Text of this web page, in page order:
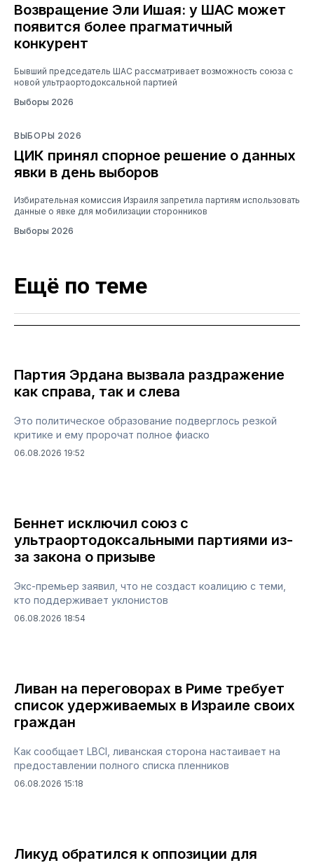
Возвращение Эли Ишая: у ШАС может
появится более прагматичный
конкурент
Бывший председатель ШАС рассматривает возможность союза с
новой ультраортодоксальной партией
Выборы 2026
ВЫБОРЫ 2026
ЦИК принял спорное решение о данных
явки в день выборов
Избирательная комиссия Израиля запретила партиям использовать
данные о явке для мобилизации сторонников
Выборы 2026
Ещё по теме
Партия Эрдана вызвала раздражение
как справа, так и слева
Это политическое образование подверглось резкой
критике и ему пророчат полное фиаско
06.08.2026 19:52
Беннет исключил союз с
ультраортодоксальными партиями из-
за закона о призыве
Экс-премьер заявил, что не создаст коалицию с теми,
кто поддерживает уклонистов
06.08.2026 18:54
Ливан на переговорах в Риме требует
список удерживаемых в Израиле своих
граждан
Как сообщает LBCI, ливанская сторона настаивает на
предоставлении полного списка пленников
06.08.2026 15:18
Ликуд обратился к оппозиции для